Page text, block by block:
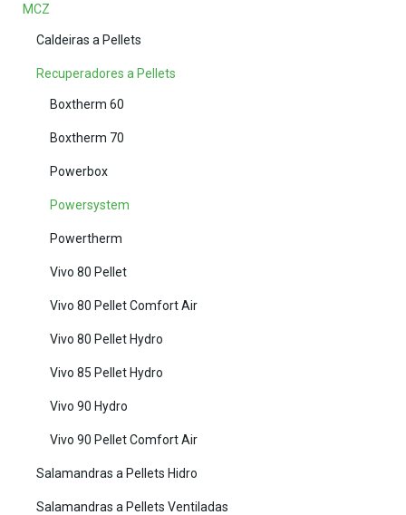
MCZ
Caldeiras a Pellets
Recuperadores a Pellets
Boxtherm 60
Boxtherm 70
Powerbox
Powersystem
Powertherm
Vivo 80 Pellet
Vivo 80 Pellet Comfort Air
Vivo 80 Pellet Hydro
Vivo 85 Pellet Hydro
Vivo 90 Hydro
Vivo 90 Pellet Comfort Air
Salamandras a Pellets Hidro
Salamandras a Pellets Ventiladas